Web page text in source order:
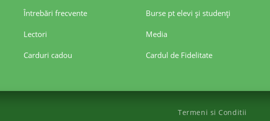
Întrebări frecvente Burse pt elevi şi studenţi
Lectori Media
Carduri cadou Cardul de Fidelitate
Termeni si Conditii